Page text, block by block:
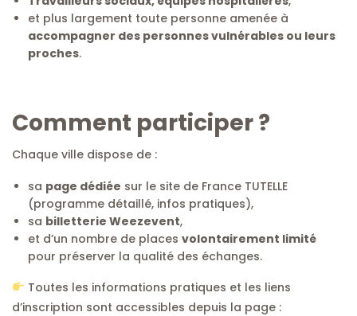
et plus largement toute personne amenée à
accompagner des personnes vulnérables ou leurs
proches.
Comment participer ?
Chaque ville dispose de :
sa page dédiée sur le site de France TUTELLE
(programme détaillé, infos pratiques),
sa billetterie Weezevent,
et d’un nombre de places volontairement limité
pour préserver la qualité des échanges.
Toutes les informations pratiques et les liens
d’inscription sont accessibles depuis la page :